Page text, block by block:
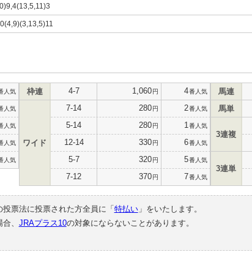
人気
人気
人気
人気
人気
枠連 4-7 1,060円 4番人気
ワイド
7-14 280円 2番人気
5-14 280円 1 番人気
12-14 330円 6番人気
5-7 320円 5番人気
7-12 370円 7番人気
馬連
馬単
3連複
3連単
票法に投票された方全員に「 特払い」をいたします。
、 JRAプラス10の対象にならないことがあります。